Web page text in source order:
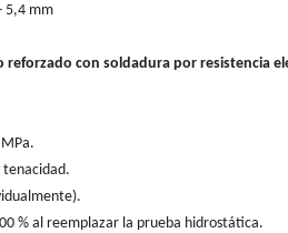
5,4 mm
con soldadura por resistencia
tenacidad.
% al reemplazar la prueba hidrostática.